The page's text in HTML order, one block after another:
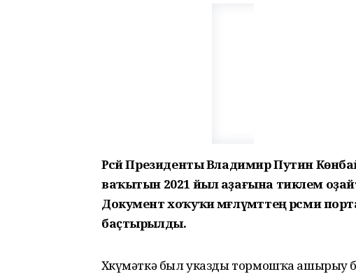
Рәсәй Президенты Владимир Путин
ваҡытын 2021 йыл аҙағына тиклем
Документ хоҡуҡи мәғлүмәттең рәсми
баҫтырылды.
Хөкүмәткә был указды тормошҡа ашырыу